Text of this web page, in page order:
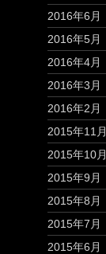
2016年6月
2016年5月
2016年4月
2016年3月
2016年2月
2015年11月
2015年10月
2015年9月
2015年8月
2015年7月
2015年6月